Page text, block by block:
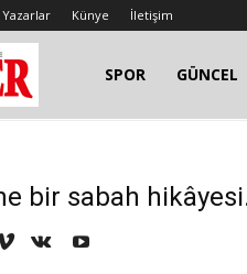
Yazarlar Künye İletişim
SPOR GÜNCEL
bir sabah